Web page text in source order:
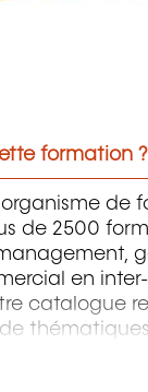
formation ?
de
de 2500
en
catalogue
Vmware,